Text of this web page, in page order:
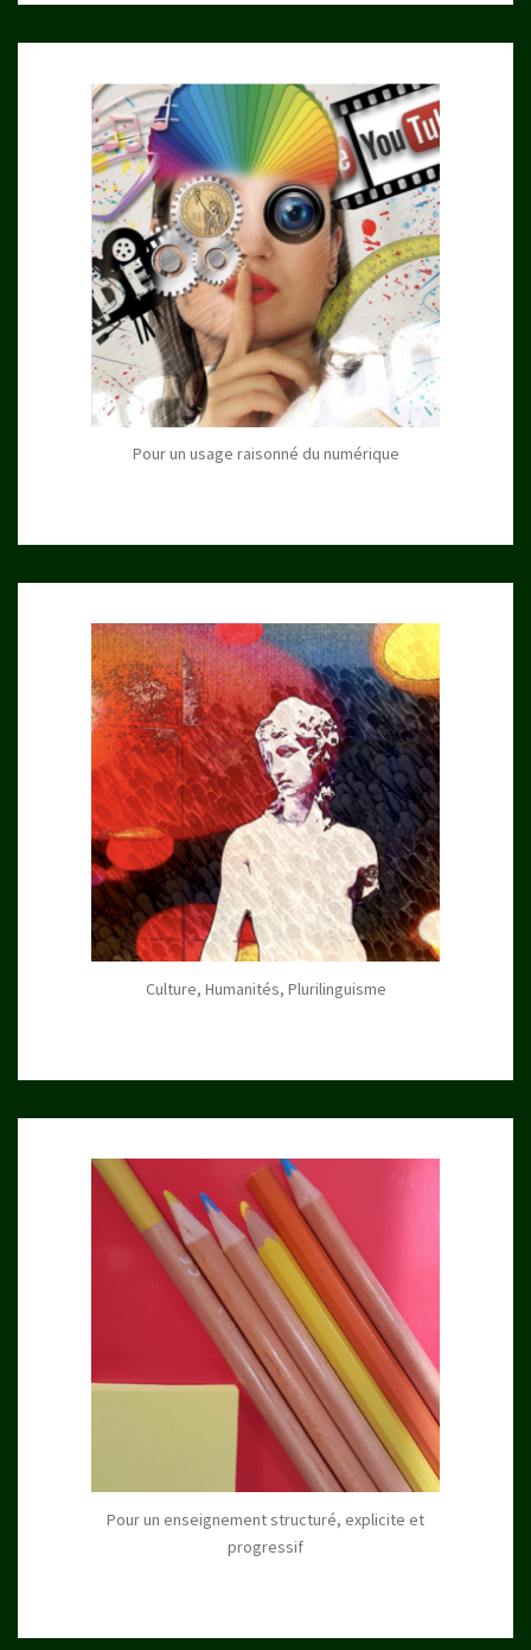
Pour un usage raisonné du numérique
Culture, Humanités, Plurilinguisme
Pour un enseignement structuré, explicite et
progressif